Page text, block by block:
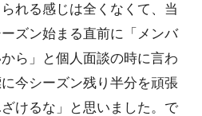
れる感じは全くなくて、当
ズン始まる直前に「メンバ
ら」と個人面談の時に言わ
今シーズン残り半分を頑張
けるな」と思いました。で